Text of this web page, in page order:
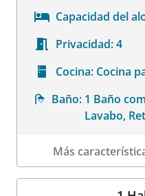
Capacidad del
Privacidad:4
Cocina: Cocina
Baño: 1 Baño
Lavabo,
Más
Datos de la habitación